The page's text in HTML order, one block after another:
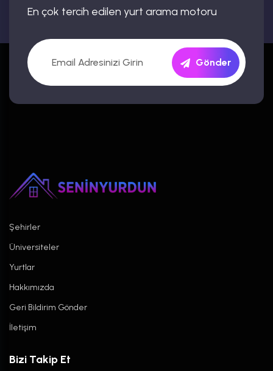
En çok tercih edilen yurt arama motoru
Gönder
Şehirler
Üniversiteler
Yurtlar
Hakkımızda
Geri Bildirim Gönder
İletişim
Bizi Takip Et